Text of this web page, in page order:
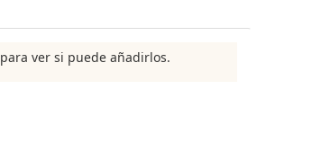
para ver si puede añadirlos.